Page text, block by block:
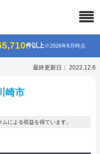
件以上※2026年8月時点
最終更新日： 2022.12.6
崎市
による収益を得ています。